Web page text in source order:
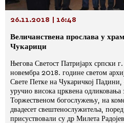
26.11.2018 | 16:48
Величанствена прослава у
Чукарици
Његова Светост Патријарх српски
новембра 2018. године светом
Свете Петке на Чукаричкој
уручио висока црквена
Торжественом богослужењу, на
двадесет свештенослужитеља,
присуствовали су др Милета